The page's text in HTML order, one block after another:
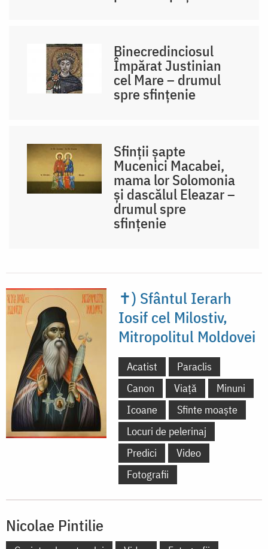
Binecredinciosul
Împărat Justinian
cel Mare – drumul
spre sfințenie
Sfinții șapte
Mucenici Macabei,
mama lor Solomonia
și dascălul Eleazar –
drumul spre
sfințenie
✝) Sfântul Ierarh
Iosif cel Milostiv,
Mitropolitul Moldovei
Acatist
Paraclis
Canon
Viață
Minuni
Icoane
Sfinte moaște
Locuri de pelerinaj
Predici
Video
Fotografii
Nicolae Pintilie